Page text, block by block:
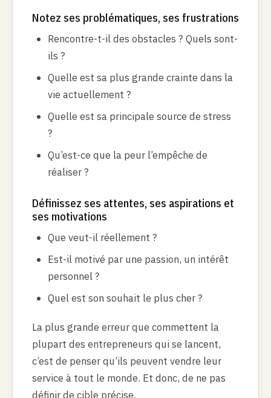
Notez ses problématiques, ses frustrations
Rencontre-t-il des obstacles ? Quels sont-
ils ?
Quelle est sa plus grande crainte dans la
vie actuellement ?
Quelle est sa principale source de stress
?
Qu’est-ce que la peur l’empêche de
réaliser ?
Définissez ses attentes, ses aspirations et
ses motivations
Que veut-il réellement ?
Est-il motivé par une passion, un intérêt
personnel ?
Quel est son souhait le plus cher ?
La plus grande erreur que commettent la
plupart des entrepreneurs qui se lancent,
c’est de penser qu’ils peuvent vendre leur
service à tout le monde. Et donc, de ne pas
définir de cible précise.